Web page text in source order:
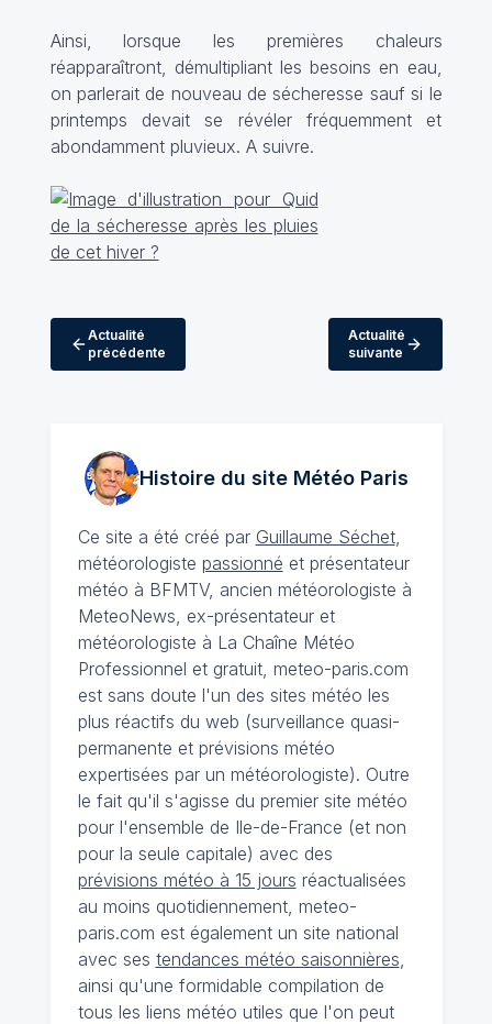
Ainsi, lorsque les premières chaleurs
réapparaîtront, démultipliant les besoins en eau,
on parlerait de nouveau de sécheresse sauf si le
printemps devait se révéler fréquemment et
abondamment pluvieux. A suivre.
Actualité
précédente
Actualité
suivante
Histoire du site MétéoParis
Ce site a été créé par Guillaume Séchet,
météorologiste passionné et présentateur
météo à BFMTV, ancien météorologiste à
MeteoNews, ex-présentateur et
météorologiste à La Chaîne Météo
Professionnel et gratuit, meteo-paris.com
est sans doute l'un des sites météo les
plus réactifs du web (surveillance quasi-
permanente et prévisions météo
expertisées par un météorologiste). Outre
le fait qu'il s'agisse du premier site météo
pour l'ensemble de Ile-de-France (et non
pour la seule capitale) avec des
prévisions météo à 15 jours réactualisées
au moins quotidiennement, meteo-
paris.com est également un site national
avec ses tendances météo saisonnières,
ainsi qu'une formidable compilation de
tous les liens météo utiles que l'on peut